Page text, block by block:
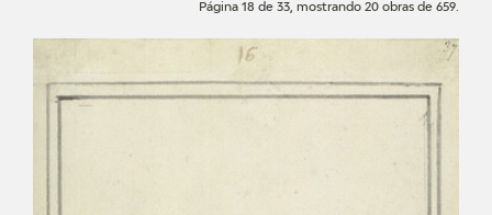
CENTRO DE INVESTIGACIÓN Y DOCUMENTACIÓN
Página 18 de 33, mostrando 20 obras de 659.